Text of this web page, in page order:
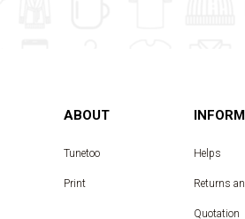
ABOUT
Tunetoo
Print
Helps
Returns
Quotation